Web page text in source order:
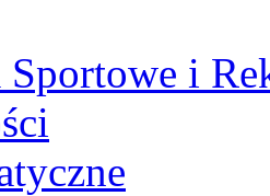
Sportowe i